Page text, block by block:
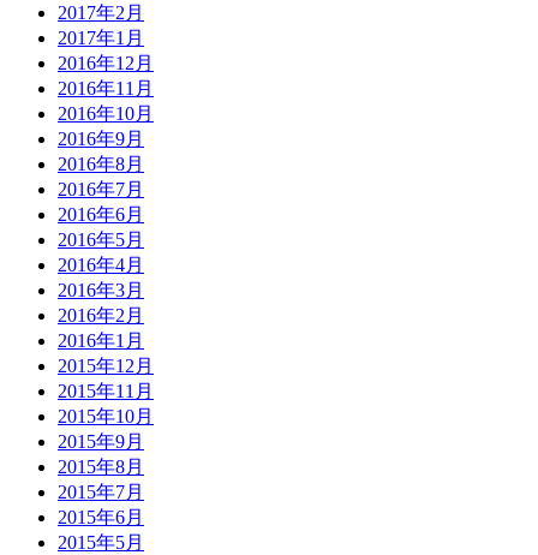
2017年2月
2017年1月
2016年12月
2016年11月
2016年10月
2016年9月
2016年8月
2016年7月
2016年6月
2016年5月
2016年4月
2016年3月
2016年2月
2016年1月
2015年12月
2015年11月
2015年10月
2015年9月
2015年8月
2015年7月
2015年6月
2015年5月